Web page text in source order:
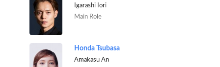
Igarashi Iori
Main Role
Honda Tsubasa
Amakasu An